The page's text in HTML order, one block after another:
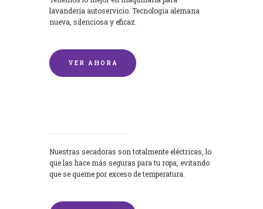
lavandería autoservicio. Tecnología alemana
nueva, silenciosa y eficaz.
VER AHORA
Nuestras secadoras son totalmente eléctricas, lo
que las hace más seguras para tu ropa, evitando
que se queme por exceso de temperatura.